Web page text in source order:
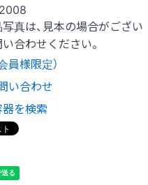
真は、見本の場合がござい
合わせください。
員様限定）
い合わせ
を検索